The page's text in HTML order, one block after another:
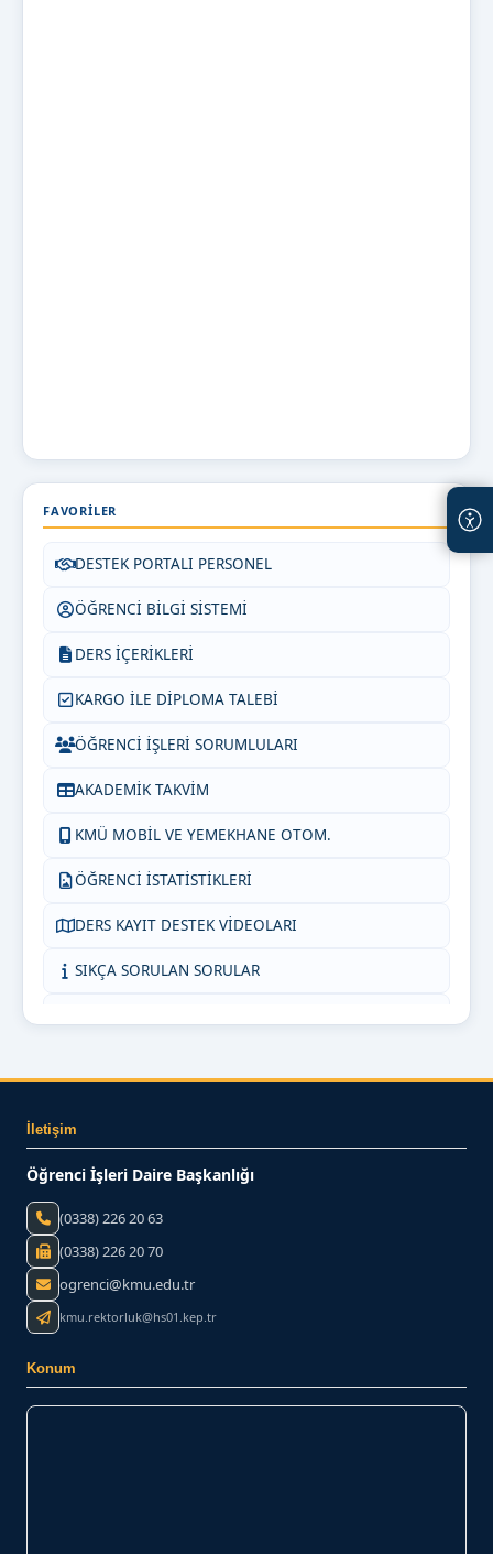
FAVORILER
DESTEK PORTALI PERSONEL
ÖĞRENCİ BİLGİ SİSTEMİ
DERS İÇERİKLERİ
KARGO İLE DİPLOMA TALEBİ
ÖĞRENCİ İŞLERİ SORUMLULARI
AKADEMİK TAKVİM
KMÜ MOBİL VE YEMEKHANE OTOM.
ÖĞRENCİ İSTATİSTİKLERİ
DERS KAYIT DESTEK VİDEOLARI
SIKÇA SORULAN SORULAR
BİZE YAZIN
İletişim
Öğrenci İşleri Daire Başkanlığı
(0338) 226 20 63
(0338) 226 20 70
ogrenci@kmu.edu.tr
kmu.rektorluk@hs01.kep.tr
Konum